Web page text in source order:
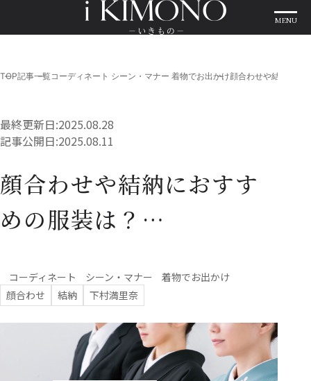
MENU
TOP記事一覧コーディネート シーン・マナー 着物でお出かけ顔合わせや結納にお
最終更新日:2025.08.28
記事公開日:2025.08.11
顔合わせや結納におすす
めの服装は？…
コーディネート シーン・マナー
着物でお出かけ
顔合わせ
結納 下村満里奈